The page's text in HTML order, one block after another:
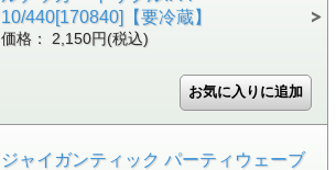
10/440[170840]【要冷蔵】
価格： 2,150円(税込)
ジャイガンティック パーティウェーブ